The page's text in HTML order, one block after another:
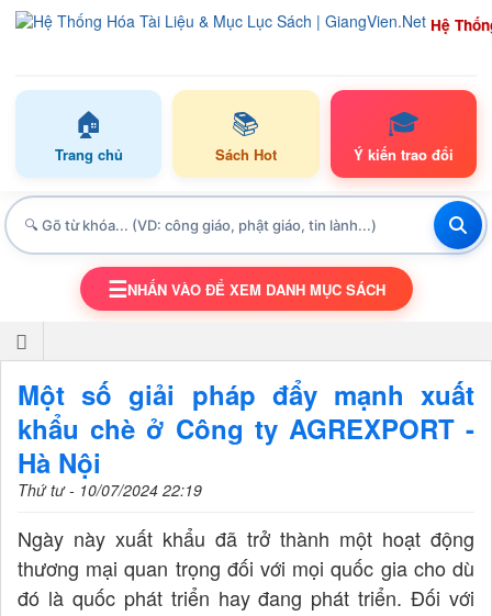
Hệ
🏠
Trang chủ
📚
Sách Hot
🎓
Ý kiến trao đổi
TOGGLE NAVIGATION
☰NHẤN VÀO ĐỂ XEM DANH MỤC SÁCH
Một số giải pháp đẩy mạnh xuất
khẩu chè ở Công ty AGREXPORT -
Hà Nội
Thứ tư - 10/07/2024 22:19
Ngày này xuất khẩu đã trở thành một hoạt động
thương mại quan trọng đối với mọi quốc gia cho dù
đó là quốc phát triển hay đang phát triển. Đối với